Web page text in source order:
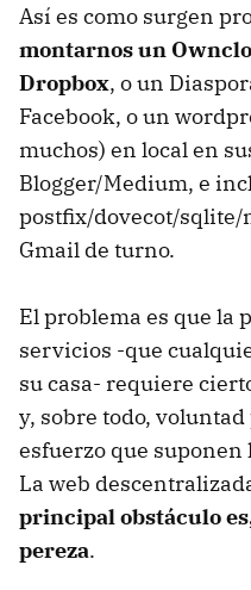
Así es como surgen
montarnos un
Dropbox, o un
Facebook, o un
muchos) en local en
Blogger/Medium, e
postfix/dovecot/
Gmail de turno.
El problema es que la
servicios -que
su casa- requiere
y, sobre todo,
esfuerzo que
La web
principal obstáculo
pereza.